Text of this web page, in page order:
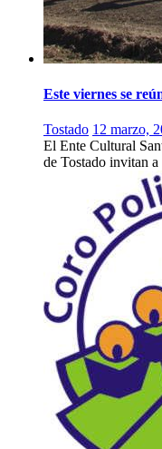
Este viernes se
Tostado 12 marzo,
El Ente Cultural
de Tostado invitan